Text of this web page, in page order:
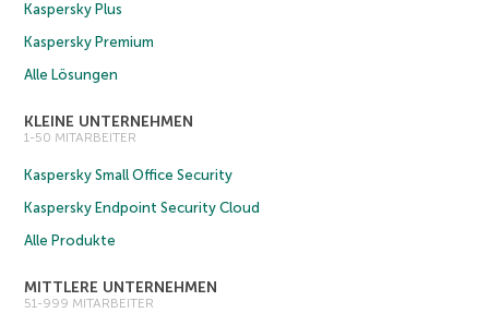
Kaspersky Plus
Kaspersky Premium
Alle Lösungen
KLEINE UNTERNEHMEN
1-50 MITARBEITER
Kaspersky Small Office Security
Kaspersky Endpoint Security Cloud
Alle Produkte
MITTLERE UNTERNEHMEN
51-999 MITARBEITER